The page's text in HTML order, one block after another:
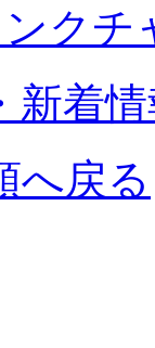
ンク
新着
へ戻る